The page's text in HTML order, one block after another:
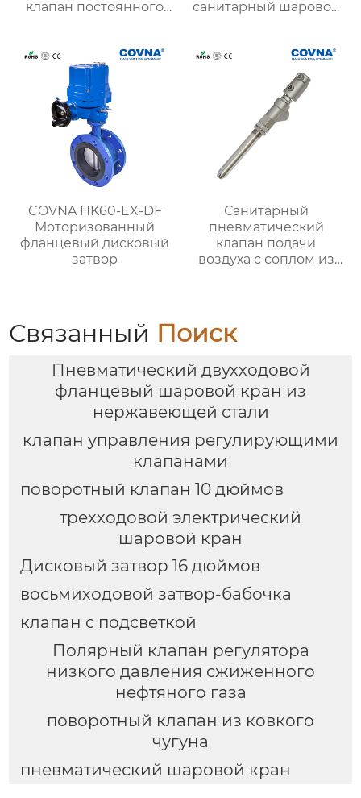
клапан постоянного
санитарный шаровой
COVNA HK60-EX-DF
Моторизованный
фланцевый дисковый
затвор
Санитарный
пневматический
клапан подачи
воздуха с соплом из
Связанный Поиск
Пневматический двухходовой
фланцевый шаровой кран из
нержавеющей стали
клапан управления регулирующими
клапанами
поворотный клапан 10 дюймов
трехходовой электрический
шаровой кран
Дисковый затвор 16 дюймов
восьмиходовой затвор-бабочка
клапан с подсветкой
Полярный клапан регулятора
низкого давления сжиженного
нефтяного газа
поворотный клапан из ковкого
чугуна
пневматический шаровой кран